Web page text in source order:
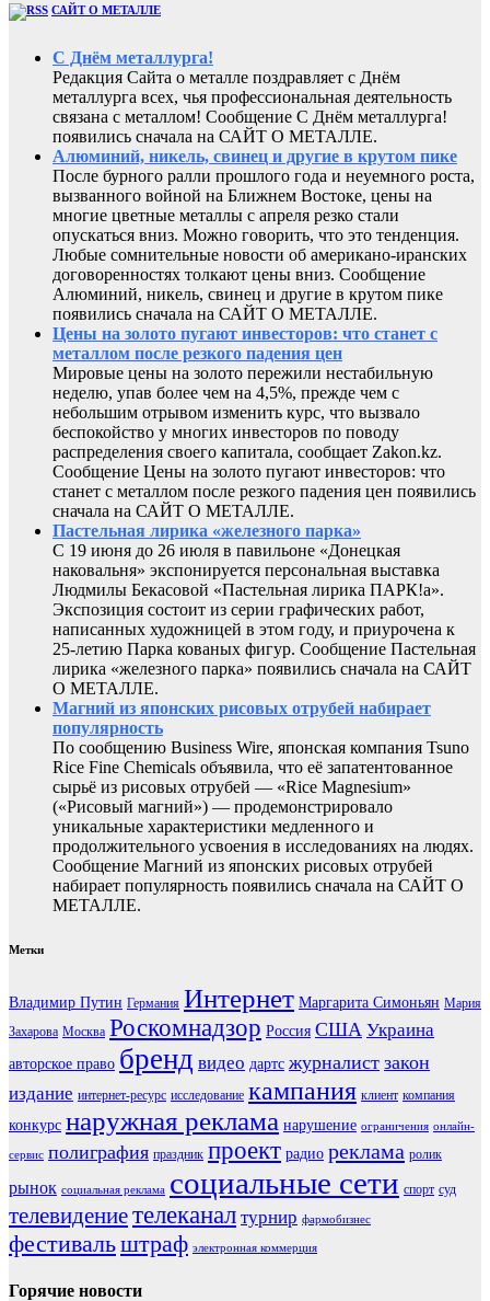
САЙТ О МЕТАЛЛЕ
С Днём металлурга!
Редакция Сайта о металле поздравляет с Днём
металлурга всех, чья профессиональная деятельность
связана с металлом! Сообщение С Днём металлурга!
появились сначала на САЙТ О МЕТАЛЛЕ.
Алюминий, никель, свинец и другие в крутом пике
После бурного ралли прошлого года и неуемного роста,
вызванного войной на Ближнем Востоке, цены на
многие цветные металлы с апреля резко стали
опускаться вниз. Можно говорить, что это тенденция.
Любые сомнительные новости об американо-иранских
договоренностях толкают цены вниз. Сообщение
Алюминий, никель, свинец и другие в крутом пике
появились сначала на САЙТ О МЕТАЛЛЕ.
Цены на золото пугают инвесторов: что станет с
металлом после резкого падения цен
Мировые цены на золото пережили нестабильную
неделю, упав более чем на 4,5%, прежде чем с
небольшим отрывом изменить курс, что вызвало
беспокойство у многих инвесторов по поводу
распределения своего капитала, сообщает Zakon.kz.
Сообщение Цены на золото пугают инвесторов: что
станет с металлом после резкого падения цен появились
сначала на САЙТ О МЕТАЛЛЕ.
Пастельная лирика «железного парка»
С 19 июня до 26 июля в павильоне «Донецкая
наковальня» экспонируется персональная выставка
Людмилы Бекасовой «Пастельная лирика ПАРК!а».
Экспозиция состоит из серии графических работ,
написанных художницей в этом году, и приурочена к
25-летию Парка кованых фигур. Сообщение Пастельная
лирика «железного парка» появились сначала на САЙТ
О МЕТАЛЛЕ.
Магний из японских рисовых отрубей набирает
популярность
По сообщению Business Wire, японская компания Tsuno
Rice Fine Chemicals объявила, что её запатентованное
сырьё из рисовых отрубей — «Rice Magnesium»
(«Рисовый магний») — продемонстрировало
уникальные характеристики медленного и
продолжительного усвоения в исследованиях на людях.
Сообщение Магний из японских рисовых отрубей
набирает популярность появились сначала на САЙТ О
МЕТАЛЛЕ.
Метки
Владимир Путин Германия Интернет Маргарита Симоньян Мария
Захарова Москва Роскомнадзор Россия США Украина
авторское право бренд видео дартс журналист закон
издание интернет-ресурс исследование кампания клиент компания
конкурс наружная реклама нарушение ограничения онлайн-
сервис полиграфия праздник проект радио реклама ролик
рынок социальная реклама социальные сети спорт суд
телевидениетелеканал турнир фармобизнес
фестивальштраф электронная коммерция
Горячие новости